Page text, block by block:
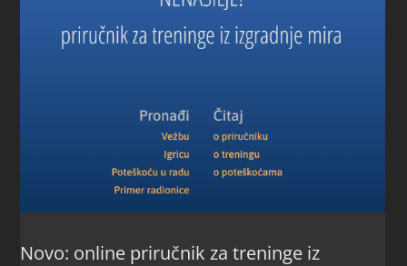
Novo: online priručnik za treninge iz